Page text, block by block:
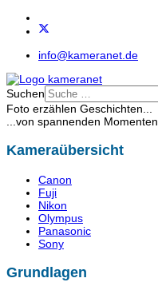
info@kameranet.de
Suchen
Foto erzählen Geschichten...
...von spannenden Momenten.
Kameraübersicht
Canon
Fuji
Nikon
Olympus
Panasonic
Sony
Grundlagen